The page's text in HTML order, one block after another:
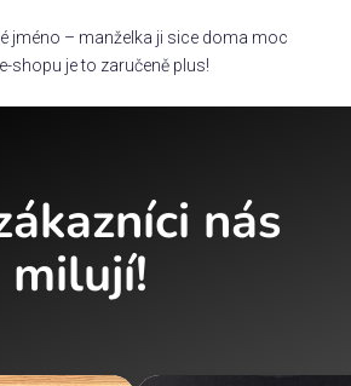
jméno – manželka ji sice doma moc
shopu je to zaručeně plus!
nás
milují!